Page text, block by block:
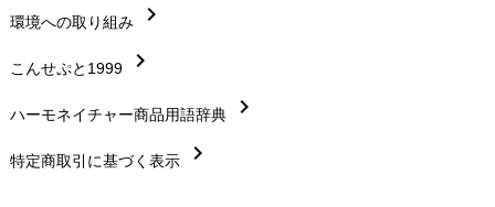
生地・素材chevron_right
お手入れについて chevron_right
レビューを書こうchevron_right
返品交換chevron_right
環境への取り組み chevron_right
こんせぷと1999 chevron_right
ハーモネイチャー商品用語辞典 chevron_right
特定商取引に基づく表示 chevron_right